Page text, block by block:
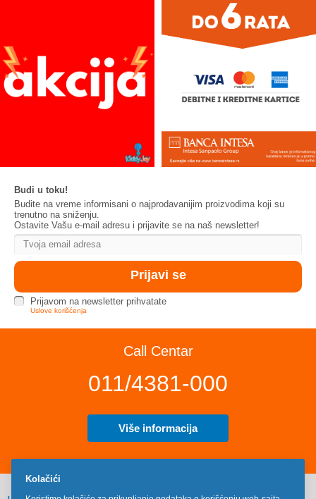
Budi u toku!
Budite na vreme informisani o najprodavanijim proizvodima koji su
trenutno na sniženju.
Ostavite Vašu e-mail adresu i prijavite se na naš newsletter!
Prijavom na newsletter prihvatate
Uslove korišćenja
Call Centar
011/4381-000
Više informacija
Kolačići